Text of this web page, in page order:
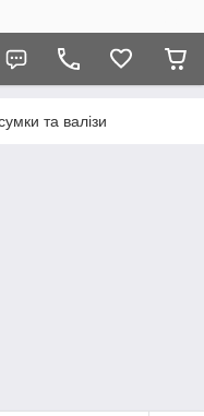
та валізи